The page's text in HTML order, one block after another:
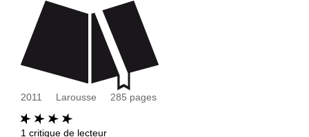
Révolution et XIXe siècle
XXe siècle
Autres civilisations
Thématiques
2011 Larousse 285 pages
1 critique de lecteur